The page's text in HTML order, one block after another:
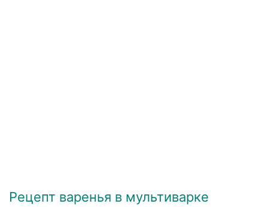
Рецепт варенья в мультиварке